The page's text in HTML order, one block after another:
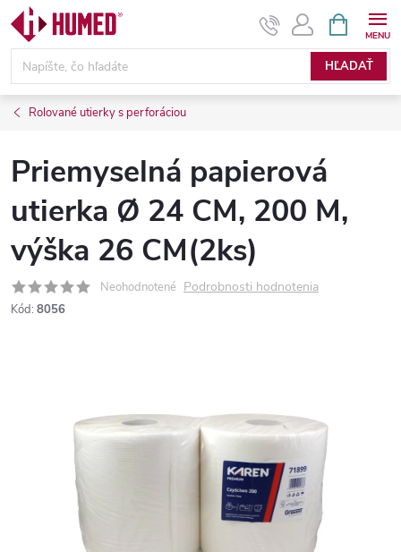
Prejsť
obsah
HĽADAŤ
KOŠÍK
Rolované utierky s perforáciou
Priemyselná papierová
utierka Ø 24 CM, 200 M,
výška 26 CM(2ks)
Neohodnotené Podrobnosti hodnotenia
Kód: 8056